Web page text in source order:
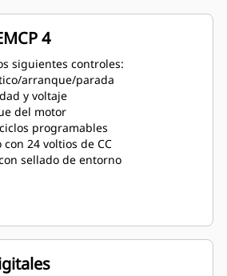
4
siguientes controles:
arranque/parada
y voltaje
del motor
programables
24 voltios de CC
sellado de entorno
electrógeno con una única
de red